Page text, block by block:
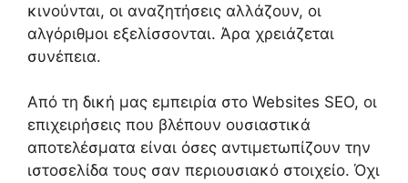
κινούνται, οι αναζητήσεις αλλάζουν, οι
αλγόριθμοι εξελίσσονται. Άρα χρειάζεται
συνέπεια.
Από τη δική μας εμπειρία στο Websites SEO, οι
επιχειρήσεις που βλέπουν ουσιαστικά
αποτελέσματα είναι όσες αντιμετωπίζουν την
ιστοσελίδα τους σαν περιουσιακό στοιχείο. Όχι